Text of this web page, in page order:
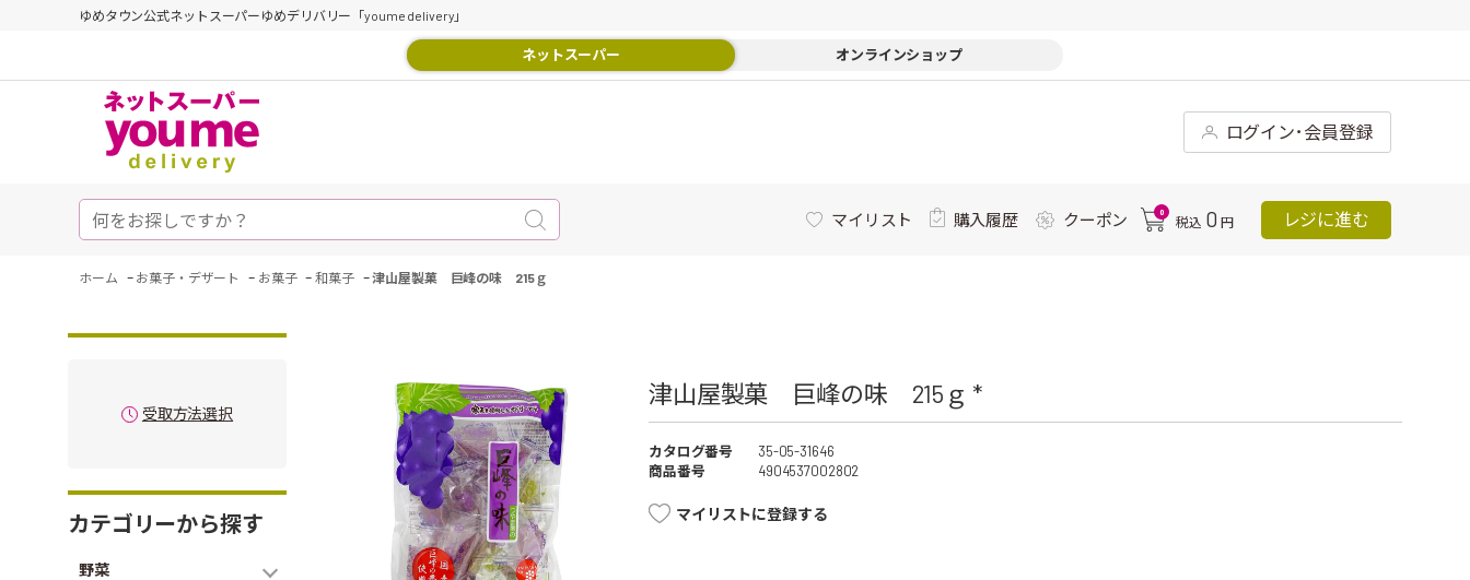
ゆめタウン公式ネットスーパーゆめデリバリー「youme delivery」
ネットスーパー オンラインショップ
ログイン･会員登録
マイリスト 購入履歴 クーポン 0
税込 0 円 レジに進む
ホーム - お菓子・デザート - お菓子 -和菓子 -津山屋製菓 巨峰の味 215ｇ
受取方法選択
カテゴリーから探す
野菜
津山屋製菓 巨峰の味 215ｇ *
カタログ番号
35-05-31646
商品番号
4904537002802
マイリストに登録する